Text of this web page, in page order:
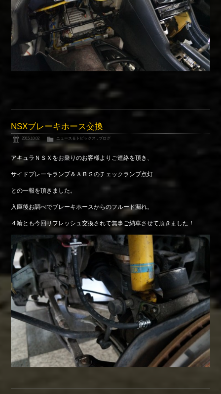
NSXブレーキホース交換
2015.10.02 ニュース＆トピックス , ブログ
アキュラＮＳＸをお乗りのお客様よりご連絡を頂き、
サイドブレーキランプ＆ＡＢＳのチェックランプ点灯
との一報を頂きました。
入庫後お調べでブレーキホースからのフルード漏れ。
４輪とも今回リフレッシュ交換されて無事ご納車させて頂きました！